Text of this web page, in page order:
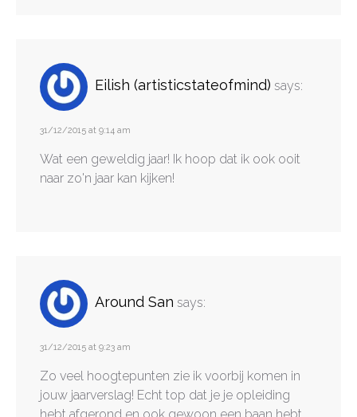
Eilish (artisticstateofmind) says:
31/12/2015 at 9:14 am
Wat een geweldig jaar! Ik hoop dat ik ook ooit
naar zo'n jaar kan kijken!
Around San says:
31/12/2015 at 9:23 am
Zo veel hoogtepunten zie ik voorbij komen in
jouw jaarverslag! Echt top dat je je opleiding